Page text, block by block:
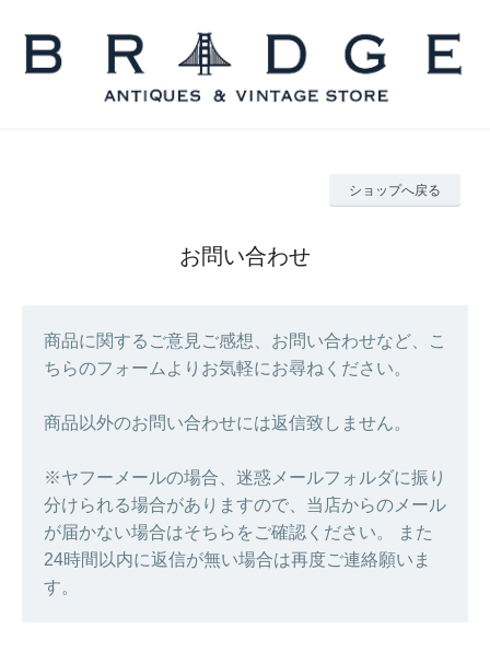
ショップへ戻る
お問い合わせ
商品に関するご意見ご感想、お問い合わせなど、こ
ちらのフォームよりお気軽にお尋ねください。
商品以外のお問い合わせには返信致しません。
※ヤフーメールの場合、迷惑メールフォルダに振り
分けられる場合がありますので、当店からのメール
が届かない場合はそちらをご確認ください。 また
24時間以内に返信が無い場合は再度ご連絡願いま
す。